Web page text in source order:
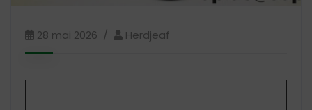
28 mai 2026 Herdjeaf